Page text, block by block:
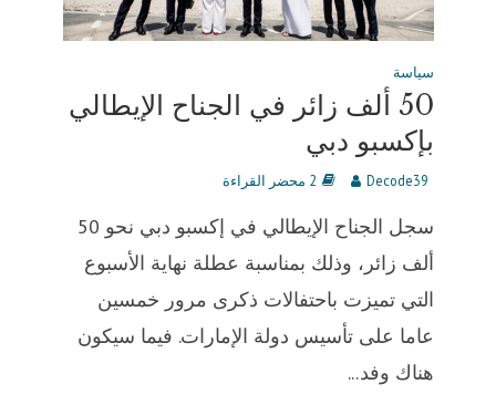
سياسة
50 ألف زائر في الجناح الإيطالي
بإكسبو دبي
Decode39 2 محضر القراءة
سجل الجناح الإيطالي في إكسبو دبي نحو 50
ألف زائر، وذلك بمناسبة عطلة نهاية الأسبوع
التي تميزت باحتفالات ذكرى مرور خمسين
عاما على تأسيس دولة الإمارات. فيما سيكون
هناك وفد...